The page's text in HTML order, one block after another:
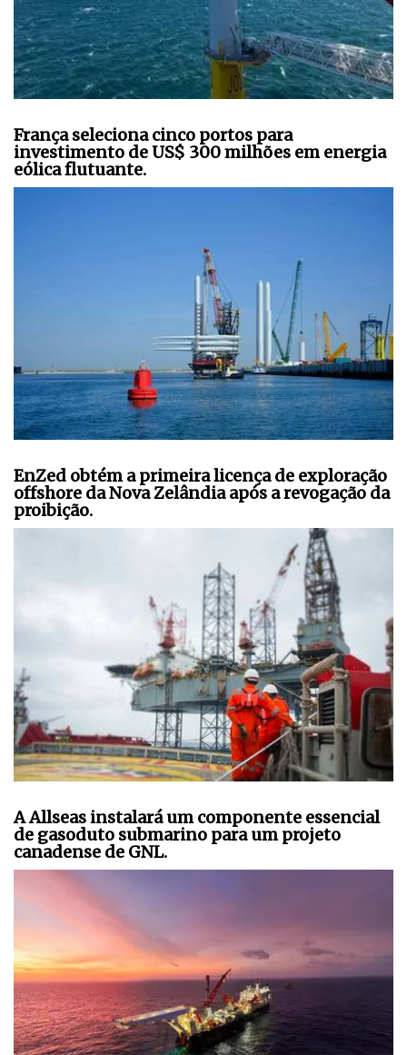
França seleciona cinco portos para
investimento de US$ 300 milhões em energia
eólica flutuante.
EnZed obtém a primeira licença de exploração
offshore da Nova Zelândia após a revogação da
proibição.
A Allseas instalará um componente essencial
de gasoduto submarino para um projeto
canadense de GNL.